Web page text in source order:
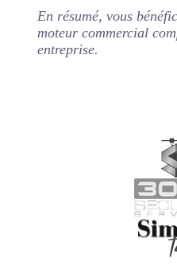
En résumé, vous
moteur commercial
entreprise.